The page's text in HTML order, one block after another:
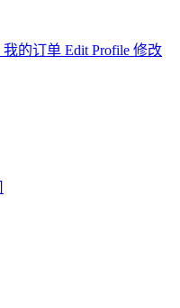
我的订单 Edit Profile 修改